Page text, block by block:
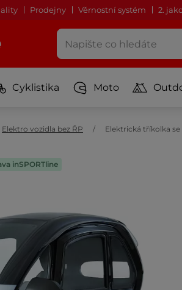
Prodejny Věrnostní systém 2.
Cyklistika Moto
Elektro vozidla bez ŘP Elektrická tříkolka se
inSPORTline